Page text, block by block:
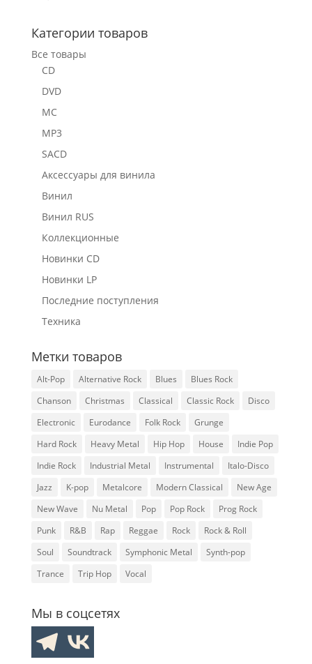
Категории товаров
Все товары
CD
DVD
MC
MP3
SACD
Аксессуары для винила
Винил
Винил RUS
Коллекционные
Новинки CD
Новинки LP
Последние поступления
Техника
Метки товаров
Alt-Pop Alternative Rock Blues
Blues Rock
Chanson
Christmas Classical Classic Rock
Disco
Electronic
Eurodance Folk Rock
Grunge
Hard Rock
Heavy Metal Hip Hop House
Indie Pop
Indie Rock
Industrial Metal Instrumental
Italo-Disco
Jazz
K-pop Metalcore Modern Classical
New Age
New Wave
Nu Metal Pop Pop Rock
Prog Rock
Punk
R&B Rap Reggae Rock
Rock & Roll
Soul
Soundtrack Symphonic Metal
Synth-pop
Trance
Trip Hop Vocal
Мы в соцсетях